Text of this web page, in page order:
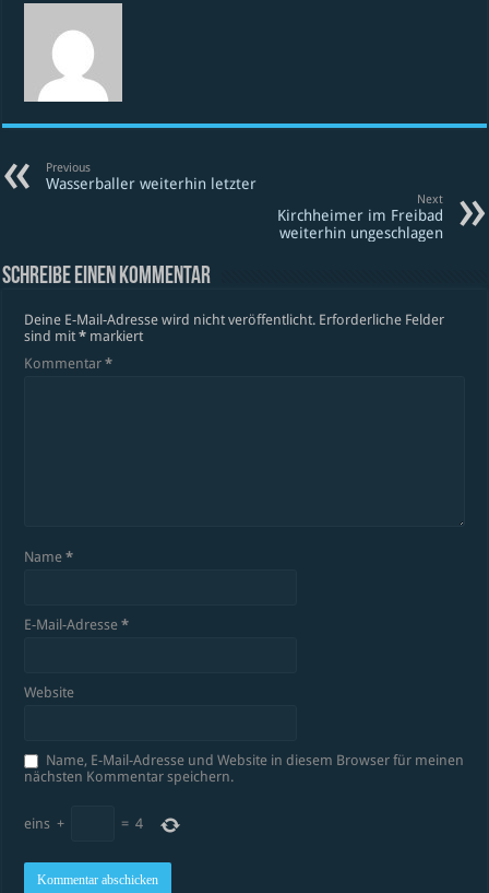
Previous
Wasserballer weiterhin letzter
Next
Kirchheimer im Freibad
weiterhin ungeschlagen
Schreibe einen Kommentar
Deine E-Mail-Adresse wird nicht veröffentlicht. Erforderliche Felder
sind mit* markiert
Kommentar*
Name*
E-Mail-Adresse*
Website
Name, E-Mail-Adresse und Website in diesem Browser für meinen
nächsten Kommentar speichern.
eins + = 4